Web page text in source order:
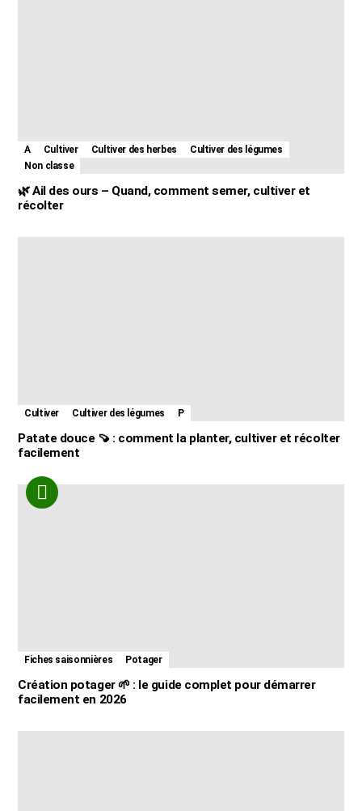
A Cultiver Cultiver des herbes
Cultiver des légumes
Non classe
🌿 Ail des ours – Quand, comment semer, cultiver et
récolter
Cultiver Cultiver des légumes P
Patate douce 🍠 : comment la planter, cultiver et récolter
facilement
Fiches saisonnières Potager
Création potager 🌱 : le guide complet pour démarrer
facilement en 2026